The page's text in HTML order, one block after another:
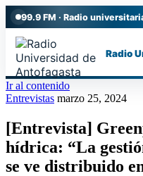
99.9 FM · Radio
Ir al contenido
Entrevistas marzo 25, 2024
[Entrevista]
hídrica: “La
se ve distribuido